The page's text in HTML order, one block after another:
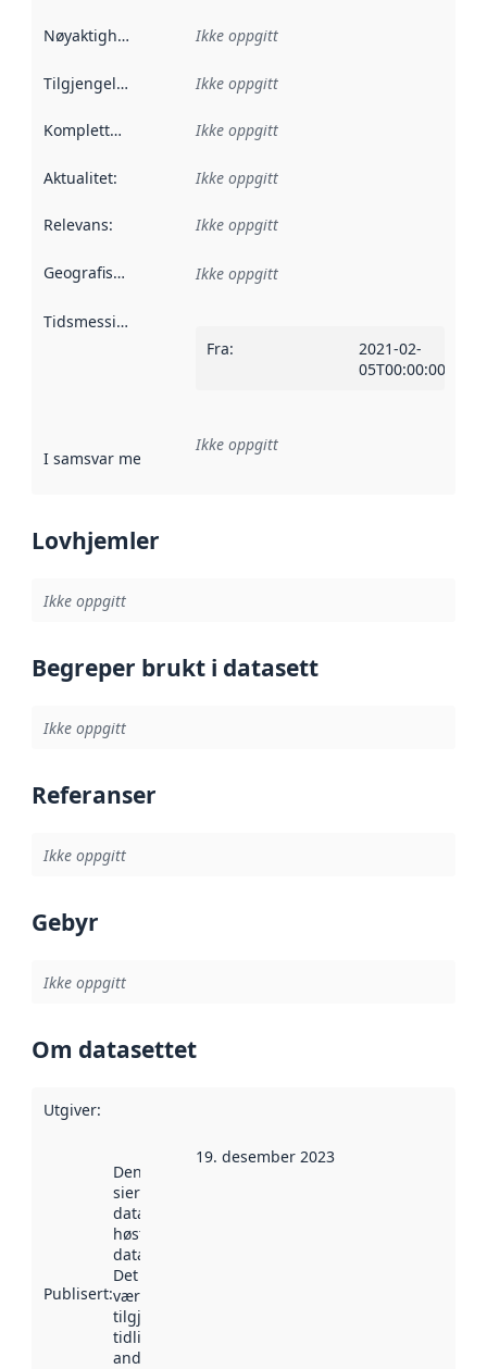
Nøyaktighet Ikke oppgitt
Tilgjengelighet Ikke oppgitt
Kompletthet Ikke oppgitt
Aktualitet: Ikke oppgitt
Relevans: Ikke oppgitt
Geografisk avgrensning :
Ikke oppgitt
Tidsmessig avgrensning
Fra:
2021-02-
05T00:00:00Z
I samsvar med Referanse til en implementasjonsregel
Ikke oppgitt
Lovhjemler
Ikke oppgitt
Begreper brukt i datasett
Ikke oppgitt
Referanser
Ikke oppgitt
Gebyr
Ikke oppgitt
Om datasettet
Utgiver:
Publisert:
Denne datoen
sier når
datasettet ble
høstet av
data.norge.no.
Det kan ha
vært
tilgjengelig
tidligere
andre steder.
19. desember 2023